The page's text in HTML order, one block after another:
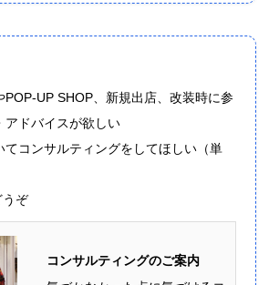
POP-UP SHOP、新規出店、改装時に参
アドバイスが欲しい
てコンサルティングをしてほしい（単
ぞ
コンサルティングのご案内